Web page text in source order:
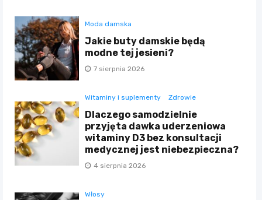
Moda damska
Jakie buty damskie będą
modne tej jesieni?
7 sierpnia 2026
Witaminy i suplementy Zdrowie
Dlaczego samodzielnie
przyjęta dawka uderzeniowa
witaminy D3 bez konsultacji
medycznej jest niebezpieczna?
4 sierpnia 2026
Włosy